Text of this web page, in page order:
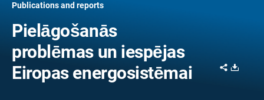
Publications and reports
Pielāgošanās
problēmas un iespējas
Eiropas energosistēmai
Share